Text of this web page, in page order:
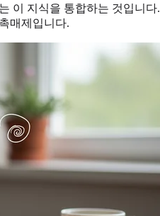
이 지식을 통합하는 것입니다.
매제입니다.